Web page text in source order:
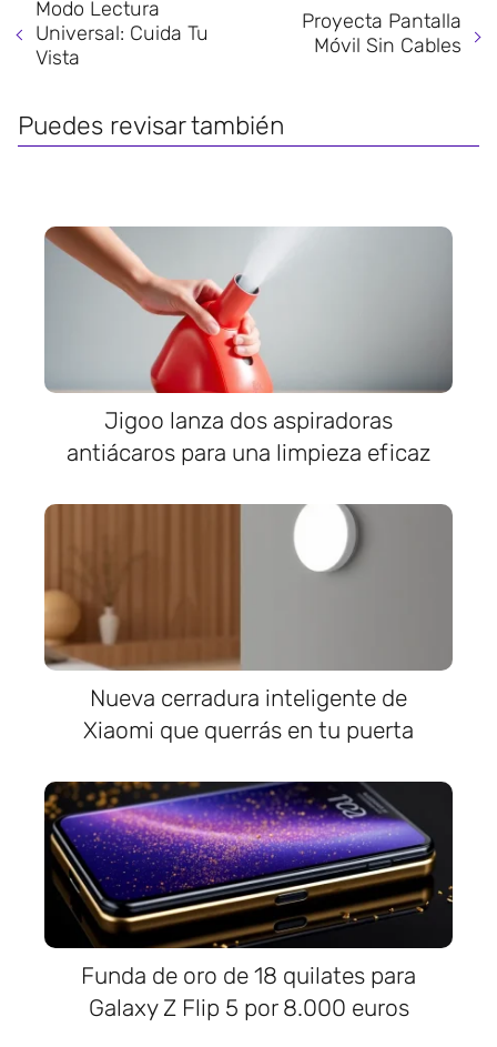
Modo Lectura
Universal: Cuida Tu
Vista
Proyecta Pantalla
Móvil Sin Cables
Puedes revisar también
Jigoo lanza dos aspiradoras
antiácaros para una limpieza eficaz
Nueva cerradura inteligente de
Xiaomi que querrás en tu puerta
Funda de oro de 18 quilates para
Galaxy Z Flip 5 por 8.000 euros